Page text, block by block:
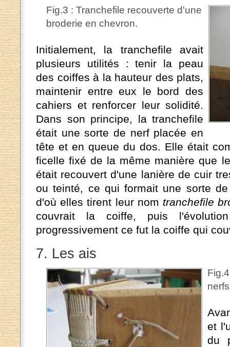
Fig.3 : Tranchefile recouverte d'une
broderie en chevron.
Initialement, la tranchefile avait
plusieurs utilités : tenir la peau
des coiffes à la hauteur des plats,
maintenir entre eux le bord des
cahiers et renforcer leur solidité.
Dans son principe, la tranchefile
était une sorte de nerf placée en
tête et en queue du dos. Elle était
ficelle fixé de la même manière que
était recouvert d'une lanière de cuir
ou teinté, ce qui formait une sorte
d'où elles tirent leur nom tranchefile
couvrait la coiffe, puis
progressivement ce fut la coiffe qui
7. Les ais
et
du